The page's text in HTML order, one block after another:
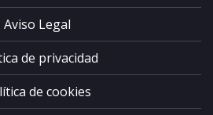
Aviso Legal
de privacidad
de cookies